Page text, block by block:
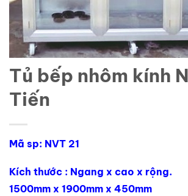
Tủ bếp nhôm kính
Tiến
Mã sp: NVT 21
Kích thước : Ngang x cao x rộng.
1500mm x 1900mm x 450mm